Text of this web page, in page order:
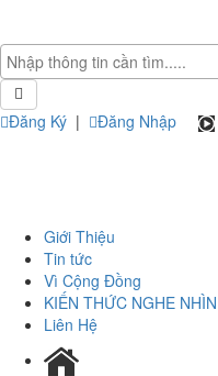
Đăng Ký | Đăng Nhập
Giới Thiệu
Tin tức
Vì Cộng Đồng
KIẾN THỨC NGHE NHÌN
Liên Hệ